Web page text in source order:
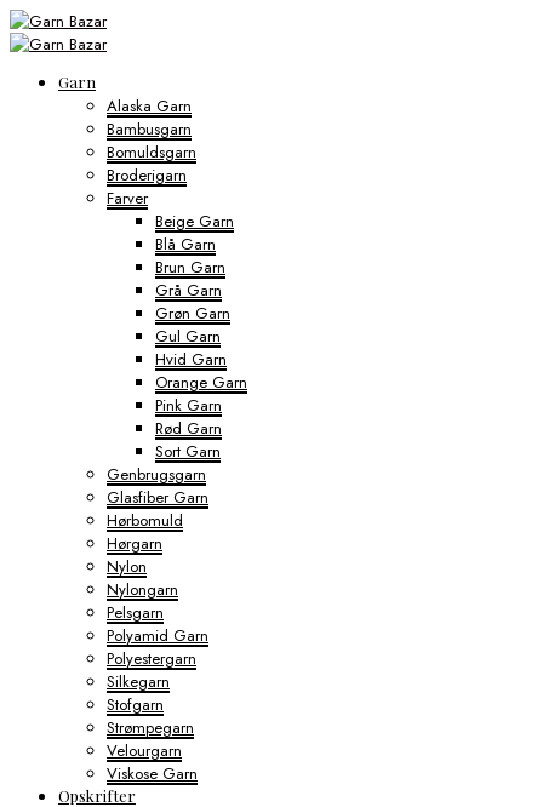
Garn
Alaska Garn
Bambusgarn
Bomuldsgarn
Broderigarn
Farver
Beige Garn
Blå Garn
Brun Garn
Grå Garn
Grøn Garn
Gul Garn
Hvid Garn
Orange Garn
Pink Garn
Rød Garn
Sort Garn
Genbrugsgarn
Glasfiber Garn
Hørbomuld
Hørgarn
Nylon
Nylongarn
Pelsgarn
Polyamid Garn
Polyestergarn
Silkegarn
Stofgarn
Strømpegarn
Velourgarn
Viskose Garn
Opskrifter